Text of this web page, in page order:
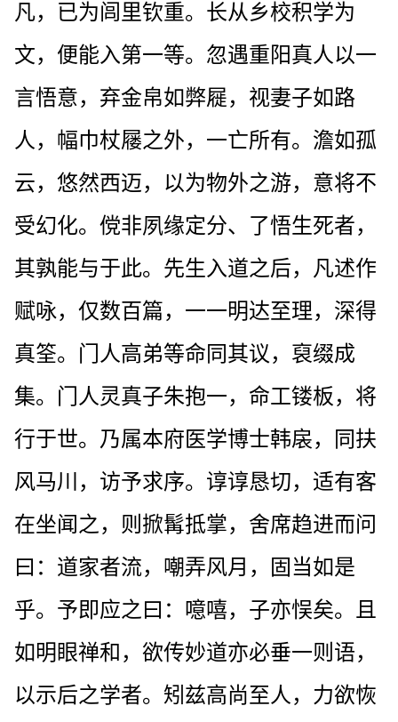
凡，已为闾里钦重。长从乡校积学为
文，便能入第一等。忽遇重阳真人以一
言悟意，弃金帛如弊屣，视妻子如路
人，幅巾杖屦之外，一亡所有。澹如孤
云，悠然西迈，以为物外之游，意将不
受幻化。傥非夙缘定分、了悟生死者，
其孰能与于此。先生入道之后，凡述作
赋咏，仅数百篇，一一明达至理，深得
真筌。门人高弟等命同其议，裒缀成
集。门人灵真子朱抱一，命工镂板，将
行于世。乃属本府医学博士韩扆，同扶
风马川，访予求序。谆谆恳切，适有客
在坐闻之，则掀髯抵掌，舍席趋进而问
曰：道家者流，嘲弄风月，固当如是
乎。予即应之曰：噫嘻，子亦悮矣。且
如明眼禅和，欲传妙道亦必垂一则语，
以示后之学者。矧兹高尚至人，力欲恢